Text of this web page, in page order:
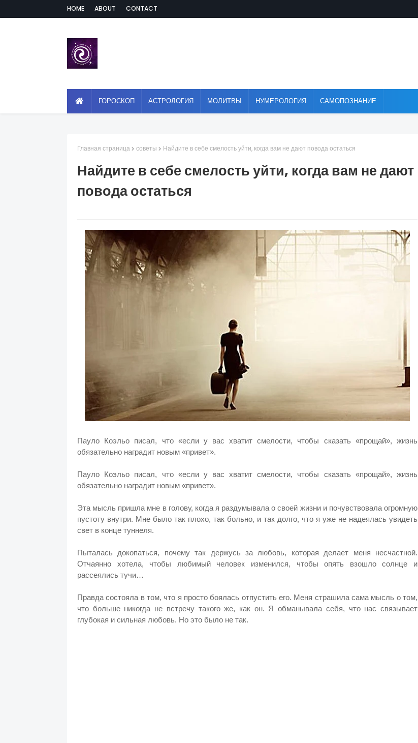
HOME ABOUT CONTACT
ГОРОСКОП АСТРОЛОГИЯ МОЛИТВЫ НУМЕРОЛОГИЯ САМОПОЗНАНИЕ
Главная страница советы Найдите в себе смелость уйти, когда вам не дают повода остаться
Найдите в себе смелость уйти, когда вам не дают
повода остаться
Пауло Коэльо писал, что «если у вас хватит смелости, чтобы сказать «прощай», жизнь
обязательно наградит новым «привет».
Пауло Коэльо писал, что «если у вас хватит смелости, чтобы сказать «прощай», жизнь
обязательно наградит новым «привет».
Эта мысль пришла мне в голову, когда я раздумывала о своей жизни и почувствовала огромную
пустоту внутри. Мне было так плохо, так больно, и так долго, что я уже не надеялась увидеть
свет в конце туннеля.
Пыталась докопаться, почему так держусь за любовь, которая делает меня несчастной.
Отчаянно хотела, чтобы любимый человек изменился, чтобы опять взошло солнце и
рассеялись тучи…
Правда состояла в том, что я просто боялась отпустить его. Меня страшила сама мысль о том,
что больше никогда не встречу такого же, как он. Я обманывала себя, что нас связывает
глубокая и сильная любовь. Но это было не так.